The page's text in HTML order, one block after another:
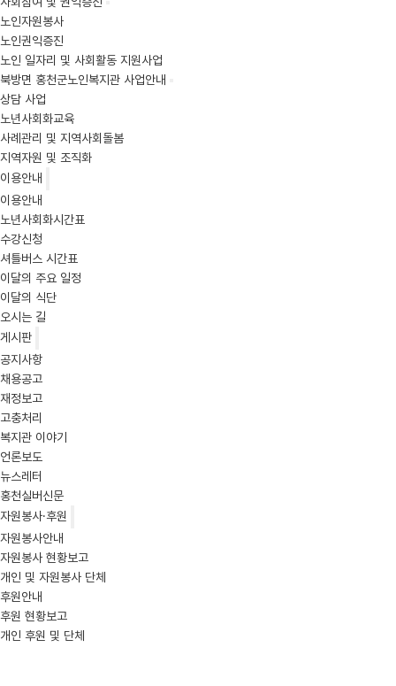
노인자원봉사
노인권익증진
노인 일자리 및 사회활동 지원사업
북방면 홍천군노인복지관 사업안내
상담 사업
노년사회화교육
사례관리 및 지역사회돌봄
지역자원 및 조직화
이용안내
이용안내
노년사회화시간표
수강신청
셔틀버스 시간표
이달의 주요 일정
이달의 식단
오시는 길
게시판
공지사항
채용공고
재정보고
고충처리
복지관 이야기
언론보도
뉴스레터
홍천실버신문
자원봉사·후원
자원봉사안내
자원봉사 현황보고
개인 및 자원봉사 단체
후원안내
후원 현황보고
개인 후원 및 단체